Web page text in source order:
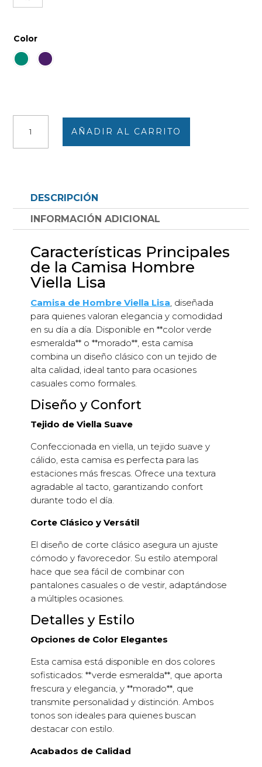
Color
hombre
VIELLA
AÑADIR AL CARRITO
DESCRIPCIÓN
INFORMACIÓN ADICIONAL
Características Principales
de la Camisa Hombre
Viella Lisa
Camisa de Hombre Viella Lisa, diseñada
para quienes valoran elegancia y comodidad
en su día a día. Disponible en **color verde
esmeralda** o **morado**, esta camisa
combina un diseño clásico con un tejido de
alta calidad, ideal tanto para ocasiones
casuales como formales.
Diseño y Confort
Tejido de Viella Suave
Confeccionada en viella, un tejido suave y
cálido, esta camisa es perfecta para las
estaciones más frescas. Ofrece una textura
agradable al tacto, garantizando confort
durante todo el día.
Corte Clásico y Versátil
El diseño de corte clásico asegura un ajuste
cómodo y favorecedor. Su estilo atemporal
hace que sea fácil de combinar con
pantalones casuales o de vestir, adaptándose
a múltiples ocasiones.
Detalles y Estilo
Opciones de Color Elegantes
Esta camisa está disponible en dos colores
sofisticados: **verde esmeralda**, que aporta
frescura y elegancia, y **morado**, que
transmite personalidad y distinción. Ambos
tonos son ideales para quienes buscan
destacar con estilo.
Acabados de Calidad